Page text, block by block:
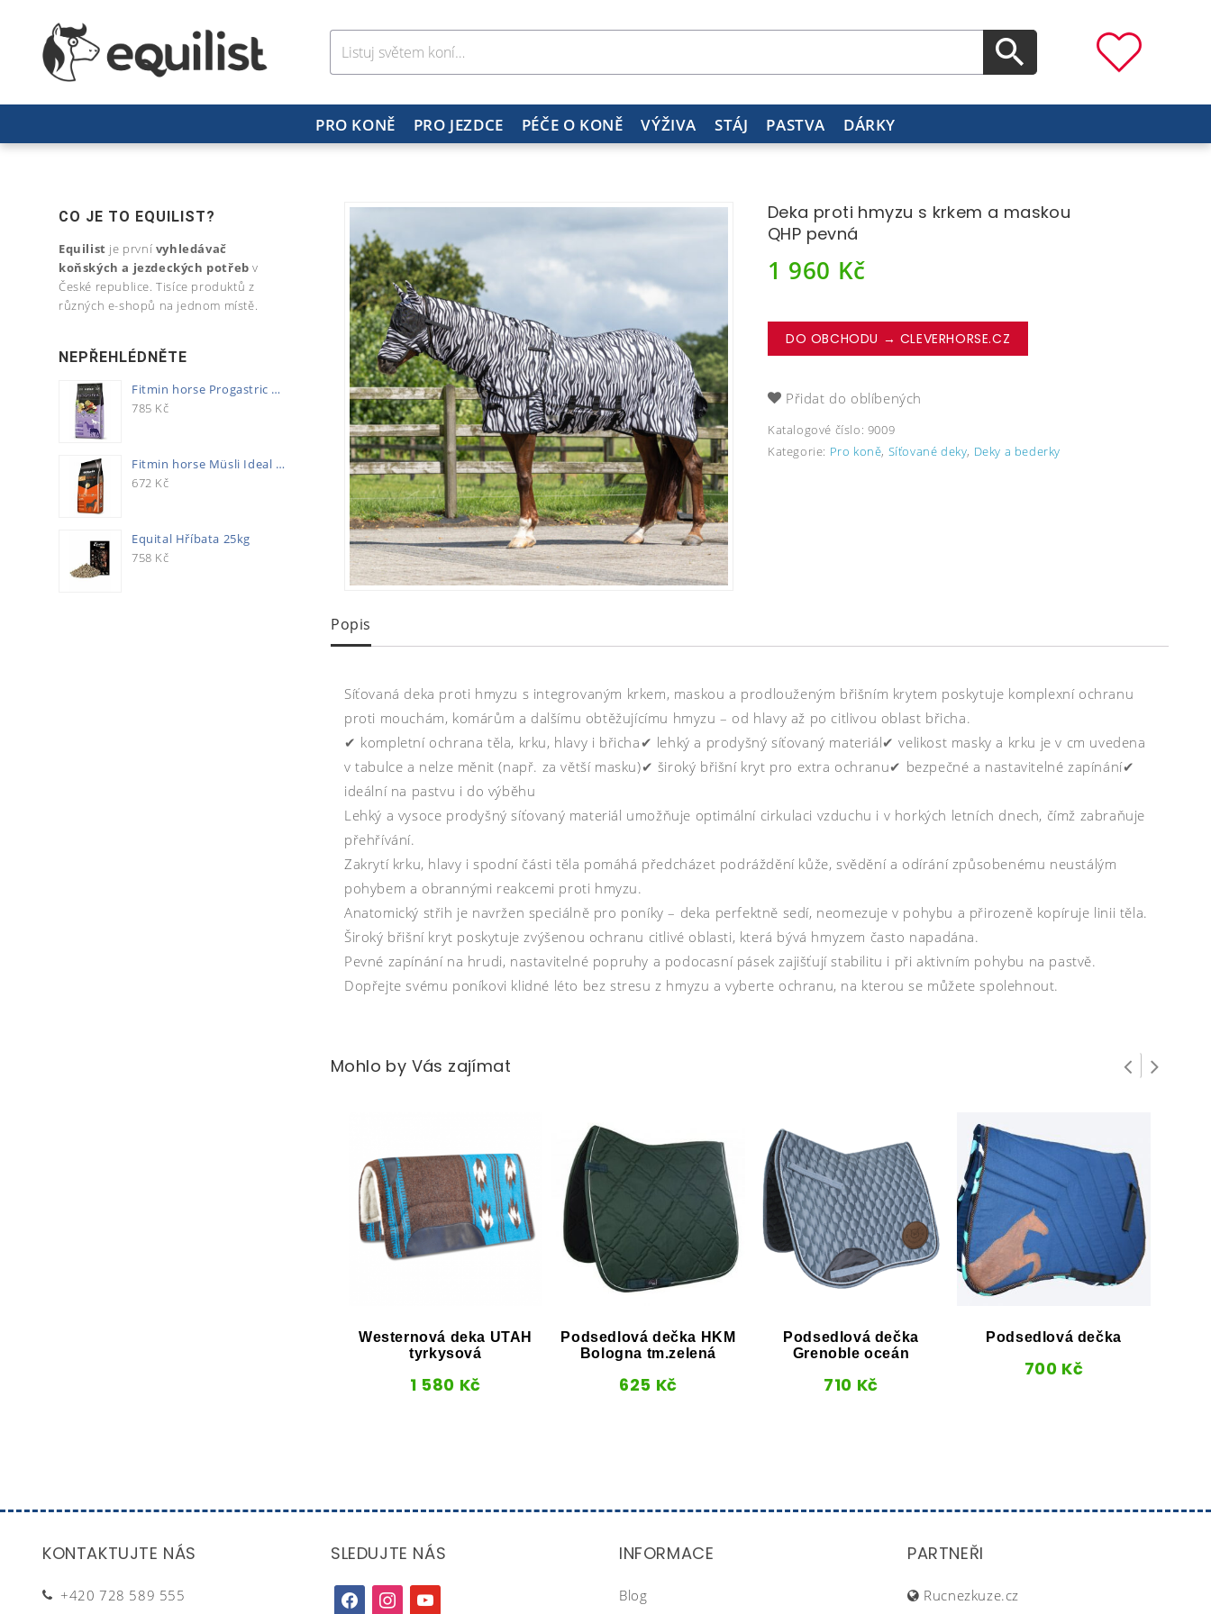
PRO KONĚ PRO JEZDCE PÉČE O KONĚ VÝŽIVA STÁJ PASTVA DÁRKY
Deka proti hmyzu s krkem a maskou
QHP pevná
1 960 Kč
DO OBCHODU → CLEVERHORSE.CZ
Přidat do oblíbených
Katalogové číslo: 9009
Kategorie: Pro koně, Síťované deky, Deky a bederky
Popis
Síťovaná deka proti hmyzu s integrovaným krkem, maskou a prodlouženým břišním krytem poskytuje komplexní ochranu
proti mouchám, komárům a dalšímu obtěžujícímu hmyzu – od hlavy až po citlivou oblast břicha.
✔ kompletní ochrana těla, krku, hlavy i břicha✔ lehký a prodyšný síťovaný materiál✔ velikost masky a krku je v cm uvedena
v tabulce a nelze měnit (např. za větší masku)✔ široký břišní kryt pro extra ochranu✔ bezpečné a nastavitelné zapínání✔
ideální na pastvu i do výběhu
Lehký a vysoce prodyšný síťovaný materiál umožňuje optimální cirkulaci vzduchu i v horkých letních dnech, čímž zabraňuje
přehřívání.
Zakrytí krku, hlavy i spodní části těla pomáhá předcházet podráždění kůže, svědění a odírání způsobenému neustálým
pohybem a obrannými reakcemi proti hmyzu.
Anatomický střih je navržen speciálně pro poníky – deka perfektně sedí, neomezuje v pohybu a přirozeně kopíruje linii těla.
Široký břišní kryt poskytuje zvýšenou ochranu citlivé oblasti, která bývá hmyzem často napadána.
Pevné zapínání na hrudi, nastavitelné popruhy a podocasní pásek zajišťují stabilitu i při aktivním pohybu na pastvě.
Dopřejte svému poníkovi klidné léto bez stresu z hmyzu a vyberte ochranu, na kterou se můžete spolehnout.
Mohlo by Vás zajímat
Westernová deka UTAH
tyrkysová
1 580 Kč
Podsedlová dečka HKM
Bologna tm.zelená
625 Kč
Podsedlová dečka
Grenoble oceán
710 Kč
Podsedlová dečka
700 Kč
CO JE TO EQUILIST?
Equilist je první vyhledávač
koňských a jezdeckých potřeb v
České republice. Tisíce produktů z
různých e-shopů na jednom místě.
NEPŘEHLÉDNĚTE
Fitmin horse Progastric 20kg
785 Kč
Fitmin horse Müsli Ideal 20kg
672 Kč
Equital Hříbata 25kg
758 Kč
KONTAKTUJTE NÁS
+420 728 589 555
SLEDUJTE NÁS
facebookinstagramyoutube
INFORMACE
Blog
PARTNEŘI
Rucnezkuze.cz